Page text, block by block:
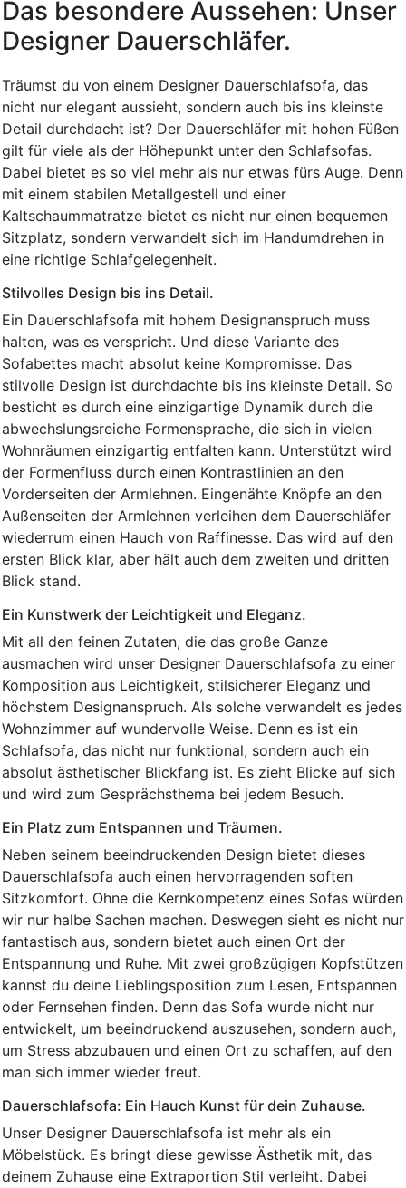
Das besondere Aussehen: Unser
Designer Dauerschläfer.
Träumst du von einem Designer Dauerschlafsofa, das
nicht nur elegant aussieht, sondern auch bis ins kleinste
Detail durchdacht ist? Der Dauerschläfer mit hohen Füßen
gilt für viele als der Höhepunkt unter den Schlafsofas.
Dabei bietet es so viel mehr als nur etwas fürs Auge. Denn
mit einem stabilen Metallgestell und einer
Kaltschaummatratze bietet es nicht nur einen bequemen
Sitzplatz, sondern verwandelt sich im Handumdrehen in
eine richtige Schlafgelegenheit.
Stilvolles Design bis ins Detail.
Ein Dauerschlafsofa mit hohem Designanspruch muss
halten, was es verspricht. Und diese Variante des
Sofabettes macht absolut keine Kompromisse. Das
stilvolle Design ist durchdachte bis ins kleinste Detail. So
besticht es durch eine einzigartige Dynamik durch die
abwechslungsreiche Formensprache, die sich in vielen
Wohnräumen einzigartig entfalten kann. Unterstützt wird
der Formenfluss durch einen Kontrastlinien an den
Vorderseiten der Armlehnen. Eingenähte Knöpfe an den
Außenseiten der Armlehnen verleihen dem Dauerschläfer
wiederrum einen Hauch von Raffinesse. Das wird auf den
ersten Blick klar, aber hält auch dem zweiten und dritten
Blick stand.
Ein Kunstwerk der Leichtigkeit und Eleganz.
Mit all den feinen Zutaten, die das große Ganze
ausmachen wird unser Designer Dauerschlafsofa zu einer
Komposition aus Leichtigkeit, stilsicherer Eleganz und
höchstem Designanspruch. Als solche verwandelt es jedes
Wohnzimmer auf wundervolle Weise. Denn es ist ein
Schlafsofa, das nicht nur funktional, sondern auch ein
absolut ästhetischer Blickfang ist. Es zieht Blicke auf sich
und wird zum Gesprächsthema bei jedem Besuch.
Ein Platz zum Entspannen und Träumen.
Neben seinem beeindruckenden Design bietet dieses
Dauerschlafsofa auch einen hervorragenden soften
Sitzkomfort. Ohne die Kernkompetenz eines Sofas würden
wir nur halbe Sachen machen. Deswegen sieht es nicht nur
fantastisch aus, sondern bietet auch einen Ort der
Entspannung und Ruhe. Mit zwei großzügigen Kopfstützen
kannst du deine Lieblingsposition zum Lesen, Entspannen
oder Fernsehen finden. Denn das Sofa wurde nicht nur
entwickelt, um beeindruckend auszusehen, sondern auch,
um Stress abzubauen und einen Ort zu schaffen, auf den
man sich immer wieder freut.
Dauerschlafsofa: Ein Hauch Kunst für dein Zuhause.
Unser Designer Dauerschlafsofa ist mehr als ein
Möbelstück. Es bringt diese gewisse Ästhetik mit, das
deinem Zuhause eine Extraportion Stil verleiht. Dabei